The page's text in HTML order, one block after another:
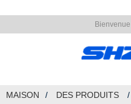
MAISON DES PRODUITS